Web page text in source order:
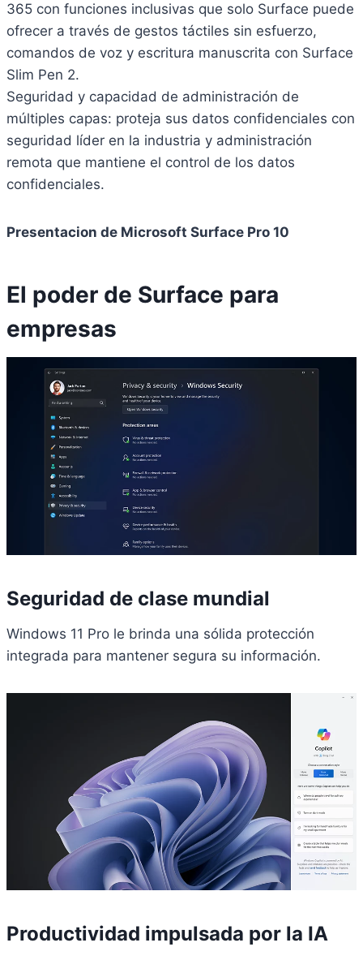
365 con funciones inclusivas que solo Surface puede
ofrecer a través de gestos táctiles sin esfuerzo,
comandos de voz y escritura manuscrita con Surface
Slim Pen 2.
Seguridad y capacidad de administración de
múltiples capas: proteja sus datos confidenciales con
seguridad líder en la industria y administración
remota que mantiene el control de los datos
confidenciales.
Presentacion de Microsoft Surface Pro 10
El poder de Surface para
empresas
Seguridad de clase mundial
Windows 11 Pro le brinda una sólida protección
integrada para mantener segura su información.
Productividad impulsada por la IA